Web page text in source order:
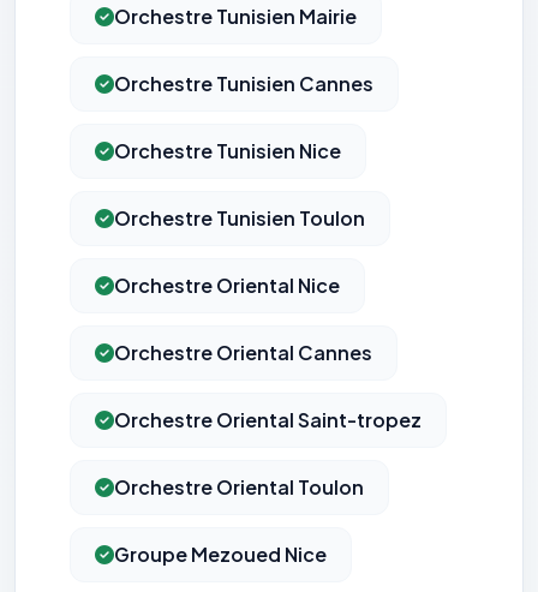
Orchestre Tunisien Mairie
Orchestre Tunisien Cannes
Orchestre Tunisien Nice
Orchestre Tunisien Toulon
Orchestre Oriental Nice
Orchestre Oriental Cannes
Orchestre Oriental Saint-tropez
Orchestre Oriental Toulon
Groupe Mezoued Nice